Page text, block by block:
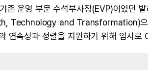
존 운영 부문 수석부사장(EVP)이었던
Technology and Transformation)으
연속성과 정렬을 지원하기 위해 임시로